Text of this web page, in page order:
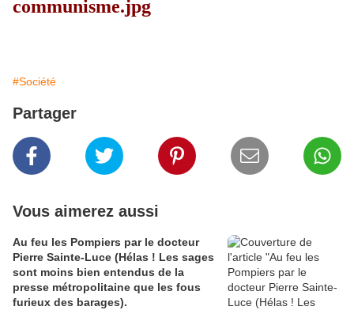
#Société
Partager
Vous aimerez aussi
Au feu les Pompiers par le docteur
Pierre Sainte-Luce (Hélas ! Les sages
sont moins bien entendus de la
presse métropolitaine que les fous
furieux des barages).